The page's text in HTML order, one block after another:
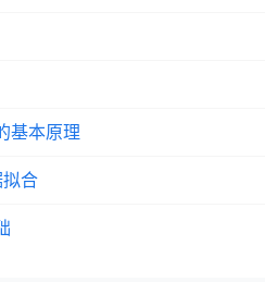
基本原理
合